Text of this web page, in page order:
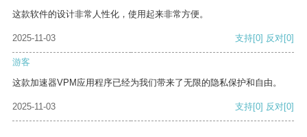
这款软件的设计非常人性化，使用起来非常方便。
2025-11-03 支持[0] 反对[0]
游客
这款加速器VPM应用程序已经为我们带来了无限的隐私保护和自由。
2025-11-03 支持[0] 反对[0]